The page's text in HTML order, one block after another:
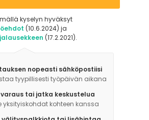
kyselyn hyväksyt
(10.6.2024) ja
(17.2.2021).
nopeasti sähköpostiisi
tyypillisesti työpäivän aikana
tai jatka keskustelua
yksityiskohdat kohteen kanssa